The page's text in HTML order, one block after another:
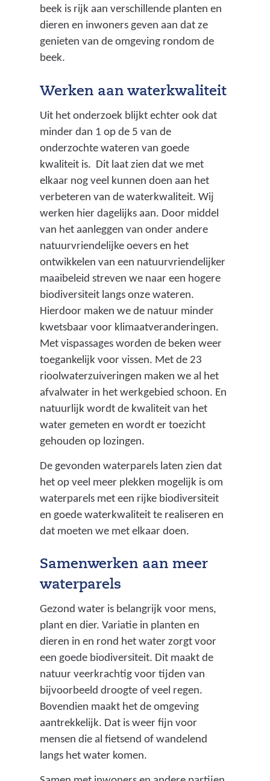
beek is rijk aan verschillende planten en
dieren en inwoners geven aan dat ze
genieten van de omgeving rondom de
beek.
Werken aan waterkwaliteit
Uit het onderzoek blijkt echter ook dat
minder dan 1 op de 5 van de
onderzochte wateren van goede
kwaliteit is. Dit laat zien dat we met
elkaar nog veel kunnen doen aan het
verbeteren van de waterkwaliteit. Wij
werken hier dagelijks aan. Door middel
van het aanleggen van onder andere
natuurvriendelijke oevers en het
ontwikkelen van een natuurvriendelijker
maaibeleid streven we naar een hogere
biodiversiteit langs onze wateren.
Hierdoor maken we de natuur minder
kwetsbaar voor klimaatveranderingen.
Met vispassages worden de beken weer
toegankelijk voor vissen. Met de 23
rioolwaterzuiveringen maken we al het
afvalwater in het werkgebied schoon. En
natuurlijk wordt de kwaliteit van het
water gemeten en wordt er toezicht
gehouden op lozingen.
De gevonden waterparels laten zien dat
het op veel meer plekken mogelijk is om
waterparels met een rijke biodiversiteit
en goede waterkwaliteit te realiseren en
dat moeten we met elkaar doen.
Samenwerken aan meer
waterparels
Gezond water is belangrijk voor mens,
plant en dier. Variatie in planten en
dieren in en rond het water zorgt voor
een goede biodiversiteit. Dit maakt de
natuur veerkrachtig voor tijden van
bijvoorbeeld droogte of veel regen.
Bovendien maakt het de omgeving
aantrekkelijk. Dat is weer fijn voor
mensen die al fietsend of wandelend
langs het water komen.